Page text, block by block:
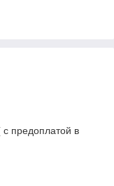
предоплатой в